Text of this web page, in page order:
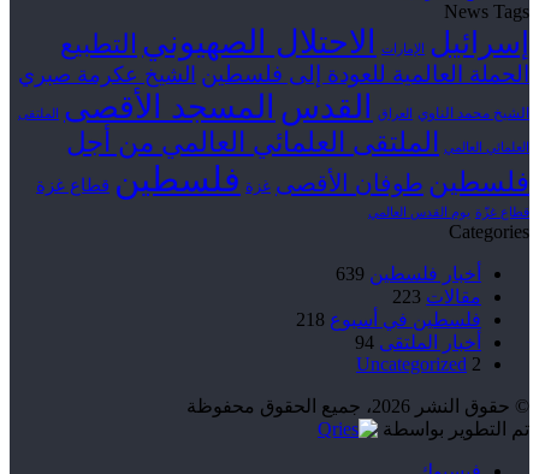
News Tags
إسرائيل الإمارات الاحتلال الصهيوني التطبيع
الحملة العالمية للعودة إلى فلسطين الشيخ عكرمة صبري
الشيخ محمد الناوي العراق القدس المسجد الأقصى الملتقى
العلمائي العالمي
الملتقى العلمائي العالمي من أجل
فلسطين طوفان الأقصى غزة فلسطين قطاع غزة
قطاع غزّة يوم القدس العالمي
Categories
أخبار فلسطين 639
مقالات 223
فلسطين في أسبوع 218
أخبار الملتقى 94
Uncategorized 2
© حقوق النشر 2026، جميع الحقوق محفوظة
تم التطوير بواسطة